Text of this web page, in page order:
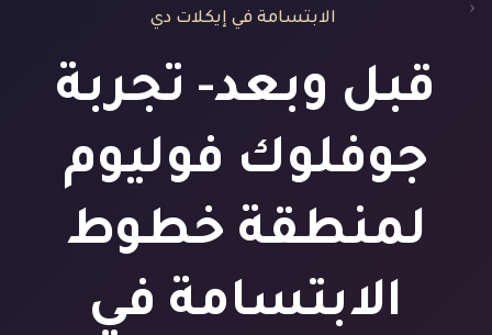
الابتسامة في إيكلات دي
قبل وبعد- تجربة
جوفلوك فوليوم
لمنطقة خطوط
الابتسامة في